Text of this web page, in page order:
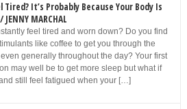
Tired? It’s Probably Because Your Body Is
MARCHAL
feel tired and worn down? Do you find
like coffee to get you through the
generally throughout the day? Your first
may well be to get more sleep but what if
still feel fatigued when your […]